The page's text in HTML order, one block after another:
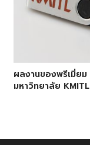
ผลงานของพรีเมี่ยม
มหาวิทยาลัย KMITL